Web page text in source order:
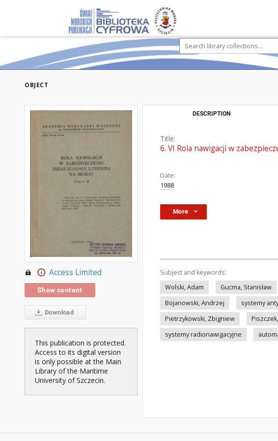
OBJECT
Access Limited
Show content
Download
This publication is protected.
Access to its digital version
is only possible at the Main
Library of the Maritime
University of Szczecin.
DESCRIPTION
Title:
6. VI Rola nawigacji w
Date:
1988
More
Subject and keywords:
Wolski, Adam
Gucma, Stanisław
Bojanowski, Andrzej
systemy
Pietrzykowski, Zbigniew
systemy radionawigacyjne